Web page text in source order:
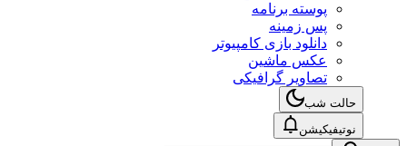
پوسته برنامه
پس زمینه
دانلود بازی کامپیوتر
عکس ماشین
تصاویر گرافیکی
حالت شب
نوتیفیکیشن